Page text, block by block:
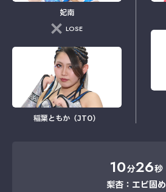
妃南
LOSE
稲葉ともか（JTO）
10分26秒
梨杏：エビ固め